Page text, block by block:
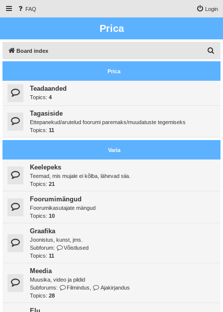
FAQ Login
Prica
Board index
e
Prica
Teadaanded
Topics: 4
Tagasiside
Ettepanekud/arutelud foorumi paremaks/muudatuste tegemiseks
Topics: 11
Varia
Keelepeks
Teemad, mis mujale ei kõlba, lähevad siia.
Topics: 21
Foorumimängud
Foorumikasutajate mängud
Topics: 10
Graafika
Joonistus, kunst, jms.
Subforum:
Võistlused
Topics: 11
Meedia
Muusika, video ja pildid
Subforums:
Filmindus
Ajakirjandus
Topics: 28